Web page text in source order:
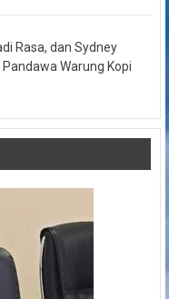
Rasa, dan Sydney
Warung Kopi